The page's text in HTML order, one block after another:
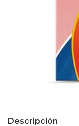
Descripción